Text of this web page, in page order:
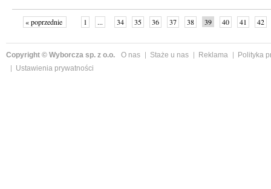
« poprzednie 1 ... 34 35 36 37 38 39 40 41
42
Copyright © Wyborcza sp. z o.o. O nas Staże u nas Reklama
Polityka
Ustawienia prywatności